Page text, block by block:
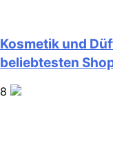
Kosmetik und
beliebtesten
8